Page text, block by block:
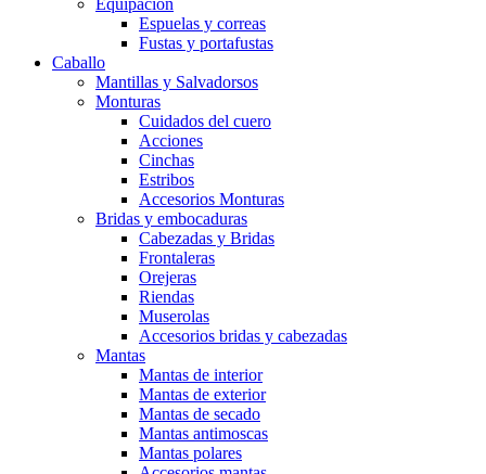
Equipación
Espuelas y correas
Fustas y portafustas
Caballo
Mantillas y Salvadorsos
Monturas
Cuidados del cuero
Acciones
Cinchas
Estribos
Accesorios Monturas
Bridas y embocaduras
Cabezadas y Bridas
Frontaleras
Orejeras
Riendas
Muserolas
Accesorios bridas y cabezadas
Mantas
Mantas de interior
Mantas de exterior
Mantas de secado
Mantas antimoscas
Mantas polares